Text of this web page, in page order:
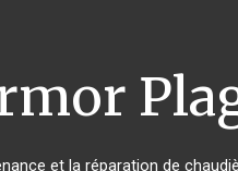
et la réparation de